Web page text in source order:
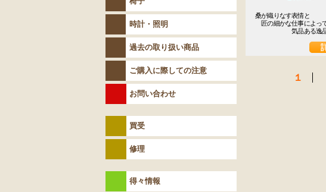
桑が織りなす表情と
匠の細かな仕事によっ
気品ある逸品
１
時計・照明
過去の取り扱い商品
ご購入に際しての注意
お問い合わせ
買受
修理
得々情報